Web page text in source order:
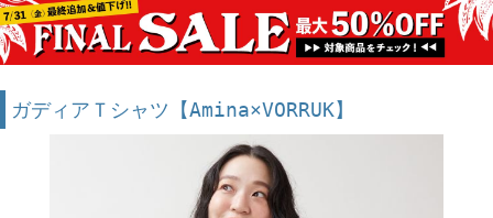
ガディアＴシャツ【Amina×VORRUK】